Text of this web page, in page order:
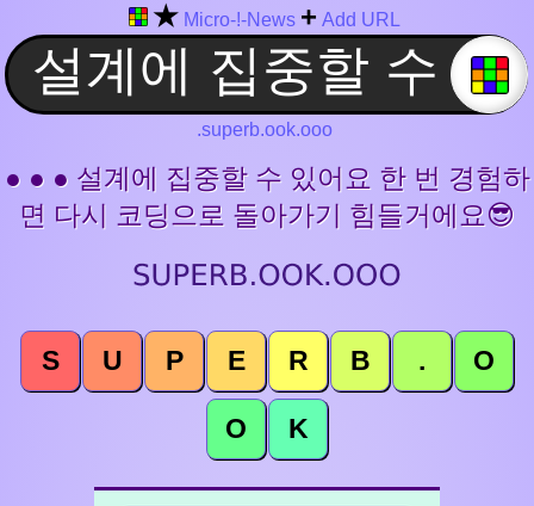
★ Micro-!-News + Add URL
.superb.ook.ooo
● ● ● 설계에 집중할 수 있어요 한 번 경험하
면 다시 코딩으로 돌아가기 힘들거에요😎
S U P E R B . O
O K